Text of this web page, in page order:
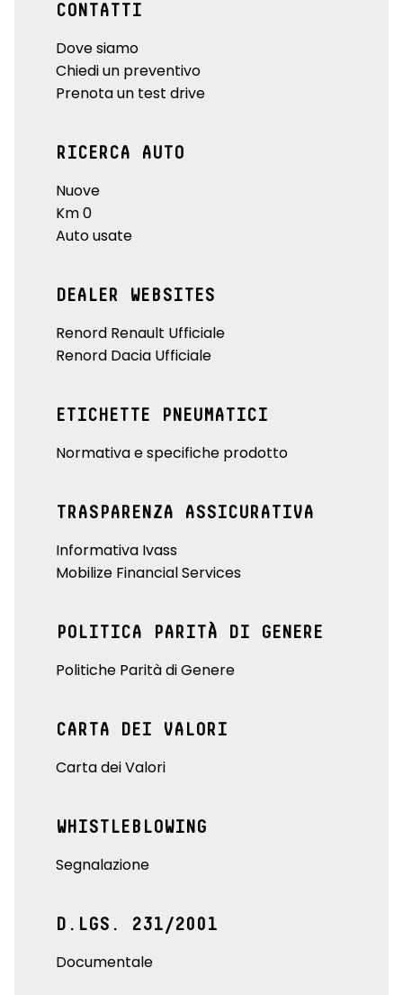
CONTATTI
Dove siamo
Chiedi un preventivo
Prenota un test drive
RICERCA AUTO
Nuove
Km 0
Auto usate
DEALER WEBSITES
Renord Renault Ufficiale
Renord Dacia Ufficiale
ETICHETTE PNEUMATICI
Normativa e specifiche prodotto
TRASPARENZA ASSICURATIVA
Informativa Ivass
Mobilize Financial Services
POLITICA PARITÀ DI GENERE
Politiche Parità di Genere
CARTA DEI VALORI
Carta dei Valori
WHISTLEBLOWING
Segnalazione
D.LGS. 231/2001
Documentale